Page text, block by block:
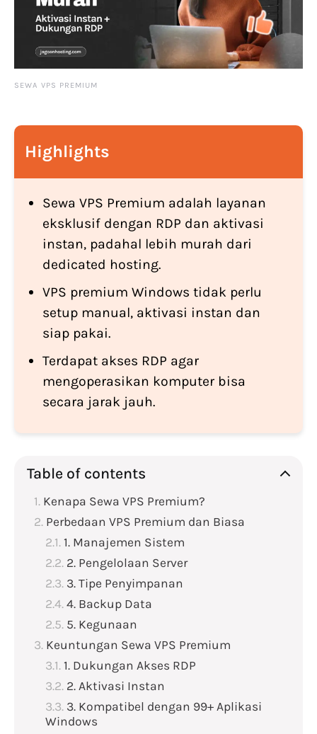
SEWA VPS PREMIUM
Highlights
Sewa VPS Premium adalah layanan
eksklusif dengan RDP dan aktivasi
instan, padahal lebih murah dari
dedicated hosting.
VPS premium Windows tidak perlu
setup manual, aktivasi instan dan
siap pakai.
Terdapat akses RDP agar
mengoperasikan komputer bisa
secara jarak jauh.
Table of contents
Kenapa Sewa VPS Premium?
Perbedaan VPS Premium dan Biasa
1. Manajemen Sistem
2. Pengelolaan Server
3. Tipe Penyimpanan
4. Backup Data
5. Kegunaan
Keuntungan Sewa VPS Premium
1. Dukungan Akses RDP
2. Aktivasi Instan
3. Kompatibel dengan 99+ Aplikasi
Windows